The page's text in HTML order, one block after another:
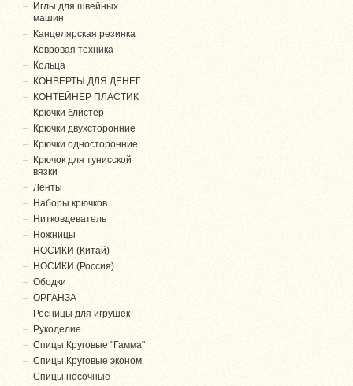
Иглы для швейных
машин
Канцелярская резинка
Ковровая техника
Кольца
КОНВЕРТЫ ДЛЯ ДЕНЕГ
КОНТЕЙНЕР ПЛАСТИК
Крючки блистер
Крючки двухсторонние
Крючки односторонние
Крючок для тунисской
вязки
Ленты
Наборы крючков
Нитковдеватель
Ножницы
НОСИКИ (Китай)
НОСИКИ (Россия)
Ободки
ОРГАНЗА
Ресницы для игрушек
Рукоделие
Спицы Круговые "Гамма"
Спицы Круговые эконом.
Спицы носочные